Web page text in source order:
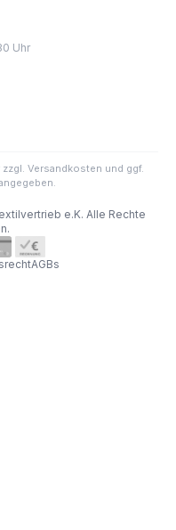
Uhr
Versandkosten und ggf.
e.K. Alle Rechte
AGBs